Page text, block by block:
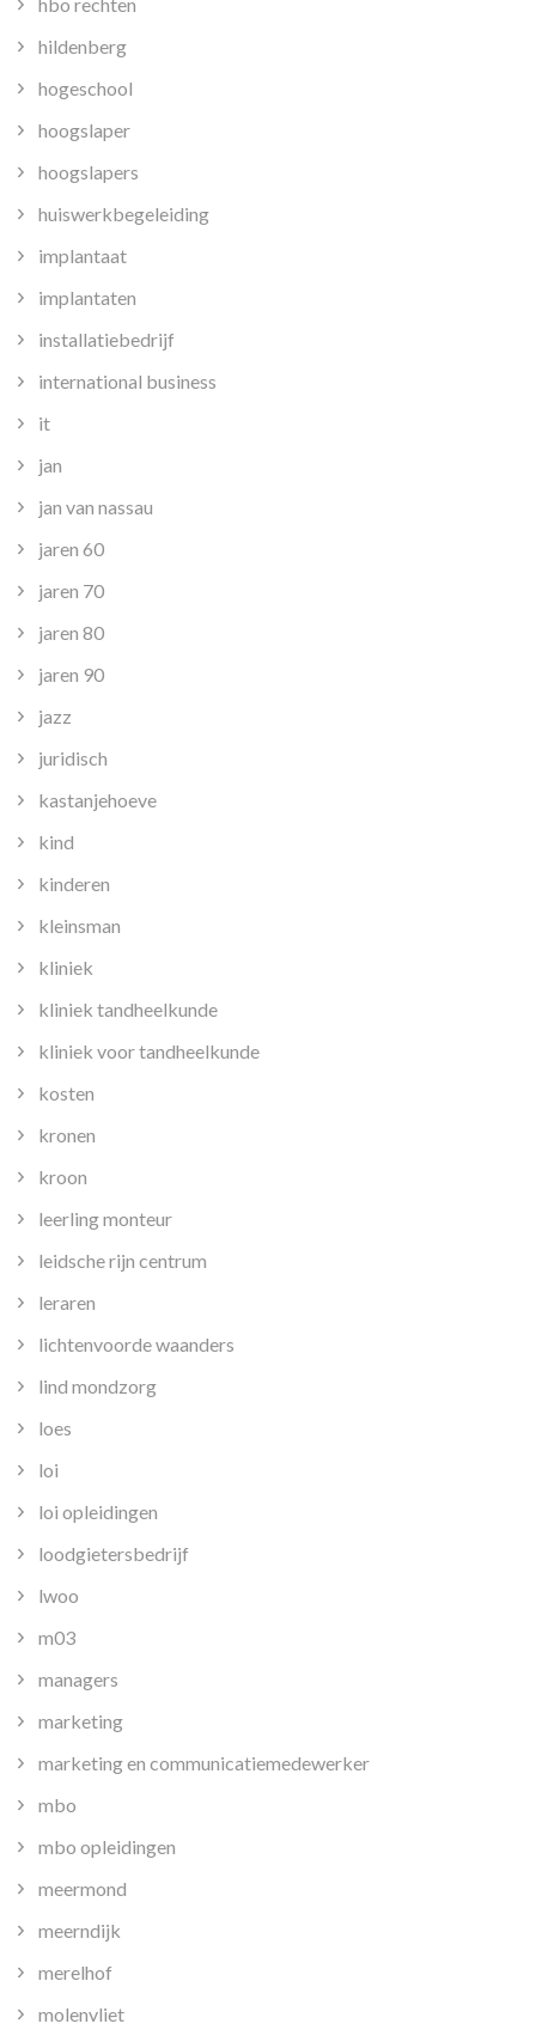
hildenberg
hogeschool
hoogslaper
hoogslapers
huiswerkbegeleiding
implantaat
implantaten
installatiebedrijf
international business
it
jan
jan van nassau
jaren 60
jaren 70
jaren 80
jaren 90
jazz
juridisch
kastanjehoeve
kind
kinderen
kleinsman
kliniek
kliniek tandheelkunde
kliniek voor tandheelkunde
kosten
kronen
kroon
leerling monteur
leidsche rijn centrum
leraren
lichtenvoorde waanders
lind mondzorg
loes
loi
loi opleidingen
loodgietersbedrijf
lwoo
m03
managers
marketing
marketing en communicatiemedewerker
mbo
mbo opleidingen
meermond
meerndijk
merelhof
molenvliet